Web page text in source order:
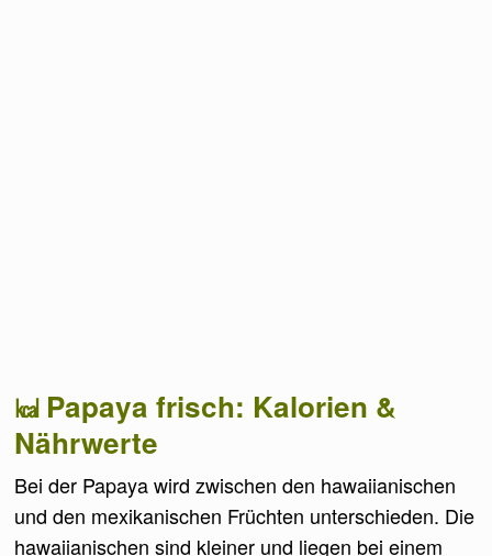
Papaya frisch: Kalorien &
Nährwerte
Bei der Papaya wird zwischen den hawaiianischen
und den mexikanischen Früchten unterschieden. Die
hawaiianischen sind kleiner und liegen bei einem